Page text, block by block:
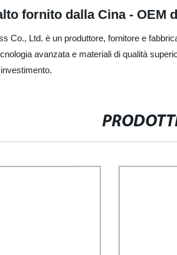
fornito dalla Cina - OEM
Co., Ltd. è un produttore, fornitore e
avanzata e materiali di qualità